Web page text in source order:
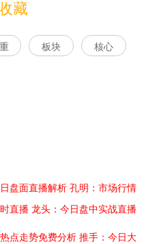
藏
板块 核心
盘面直播解析 孔明：市场行情
直播 龙头：今日盘中实战直播
点走势免费分析 推手：今日大